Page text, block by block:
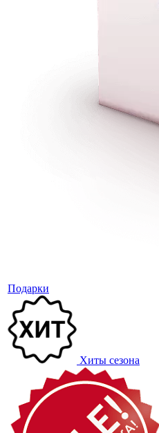
Подарки
Хиты сезона